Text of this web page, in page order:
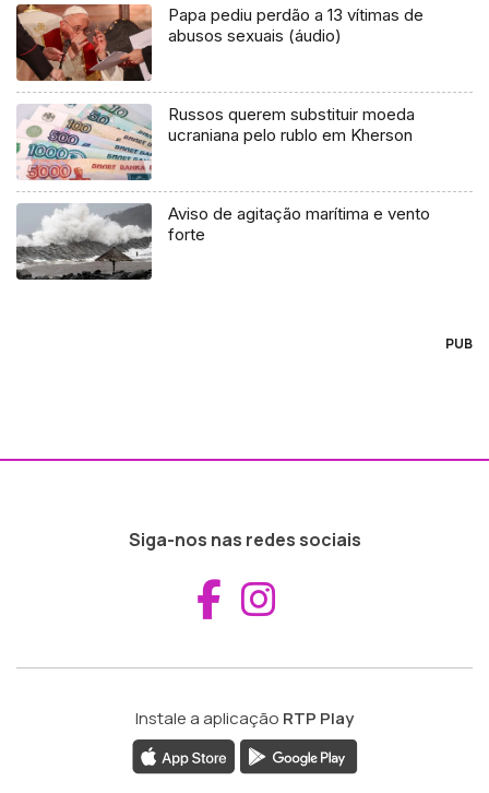
Papa pediu perdão a 13 vítimas de
abusos sexuais (áudio)
Russos querem substituir moeda
ucraniana pelo rublo em Kherson
Aviso de agitação marítima e vento
forte
PUB
Siga-nos nas redes sociais
Aceder ao
Instale a aplicação RTP Play